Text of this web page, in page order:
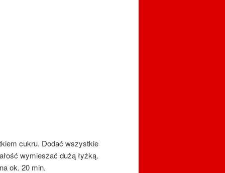
cukru. Dodać wszystkie
wymieszać dużą łyżką.
ok. 20 min.